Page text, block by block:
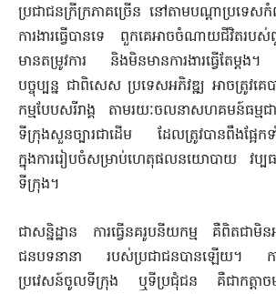
ប្រជាជនក្រីក្រភាគច្រើន ​នៅ​តាមបណ្តាប្រទេស
ការងារធ្វើបានទេ ពួកគេអាច​ចំណាយជីវិតរបស់
មានតម្រូវការ និងមិនមានការងារ​ធ្វើតែម្តង
បច្ចុប្បន្ន ជាពិសេស ប្រទេសអភិវឌ្ឍ អាច​ត្រូវគ
កម្ម​បែបសរីរាង្គ តាមរយៈចលនាសហគមន៍​ធម្ម
ទីក្រុងសួនច្បារជាដើម ដែលត្រូវបានពឹងផ្អែក​
ក្នុងការរៀបចំសម្រា​ប់ហេតុផលនយោបាយ វប្ប
ទីក្រុង។
ជាសន្និដ្ឋាន ការធ្វើនគរូបនីយកម្ម គឺពិតជាមិ
ជនបទ​នានា​​ របស់ប្រជាជនបានឡើយ។ កា
ប្រវេសន៍​ចូល​ទីក្រុង ឬទីប្រជុំជន គឺជាកត្តាចម្